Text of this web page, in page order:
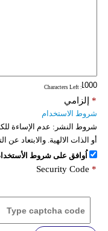
: Characters Left
إلزامي *
شروط الاستخدام
شروط النشر: عدم الإساءة
أو الذات الالهية. والابتعاد
اُوافق على شروط
Security Code *